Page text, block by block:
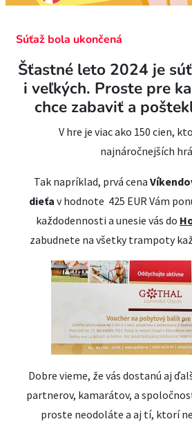
Súťaž bola ukončená
Šťastné leto 2024 je
i veľkých. Proste pre
chce zabaviť a
V hre je viac ako 150 cien,
najnáročnejších
Tak napríklad, prvá cena
dieťa v hodnote 425 EUR Vám
každodennosti a unesie vás do
zabudnete na všetky trampoty
Dobre vieme, že vás dostanú aj
partnerov, kamarátov, a
proste neodoláte a aj tí, ktorí